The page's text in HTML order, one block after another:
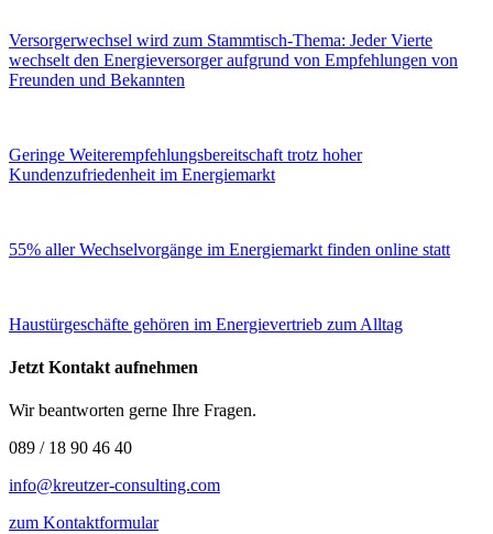
Versorgerwechsel wird zum Stammtisch-Thema: Jeder Vierte
wechselt den Energieversorger aufgrund von Empfehlungen von
Freunden und Bekannten
Geringe Weiterempfehlungsbereitschaft trotz hoher
Kundenzufriedenheit im Energiemarkt
55% aller Wechselvorgänge im Energiemarkt finden online statt
Haustürgeschäfte gehören im Energievertrieb zum Alltag
Jetzt Kontakt aufnehmen
Wir beantworten gerne Ihre Fragen.
089 / 18 90 46 40
info@kreutzer-consulting.com
zum Kontaktformular